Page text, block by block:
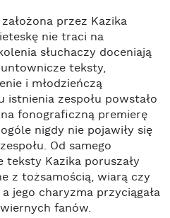
przez Kazika
nie traci na
słuchaczy doceniają
teksty,
i młodzieńczą
istnienia zespołu powstało
fonograficzną premierę
nigdy nie pojawiły się
Od samego
Kazika poruszały
z tożsamością, wiarą czy
jego charyzma przyciągała
fanów.